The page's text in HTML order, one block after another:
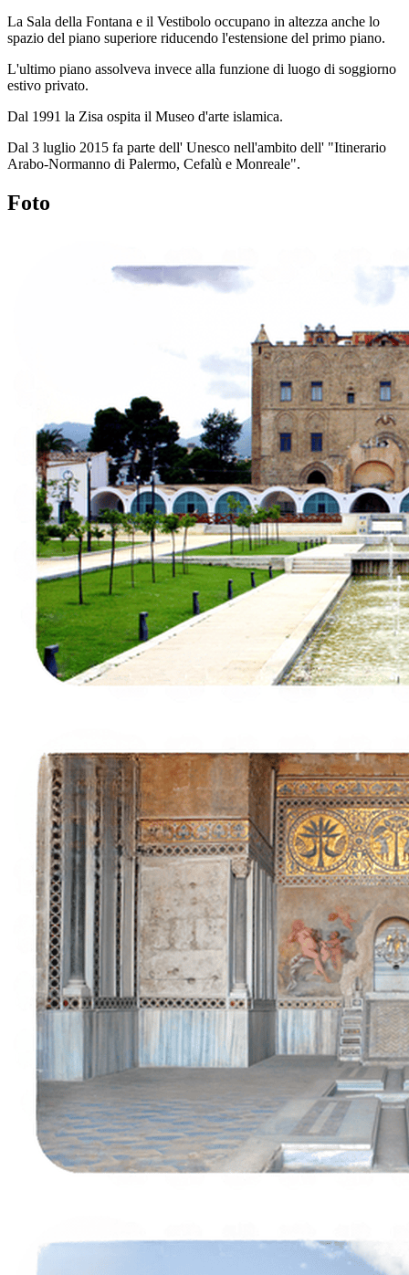
La Sala della Fontana e il Vestibolo occupano in altezza anche lo
spazio del piano superiore riducendo l'estensione del primo piano.
L'ultimo piano assolveva invece alla funzione di luogo di soggiorno
estivo privato.
Dal 1991 la Zisa ospita il Museo d'arte islamica.
Dal 3 luglio 2015 fa parte dell' Unesco nell'ambito dell' "Itinerario
Arabo-Normanno di Palermo, Cefalù e Monreale".
Foto